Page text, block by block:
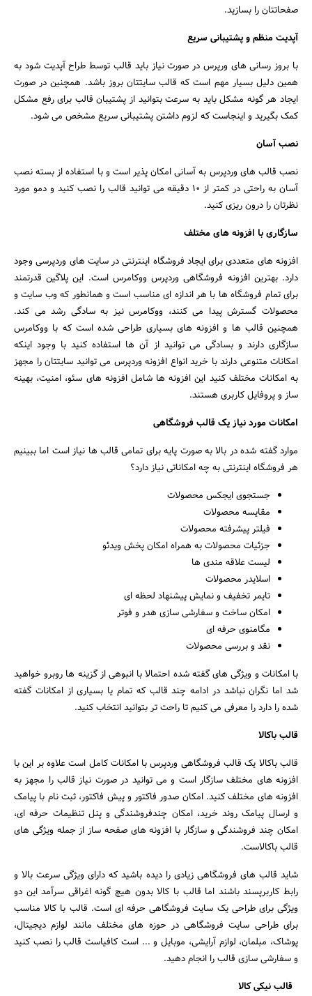
صفحاتتان را بسازید.
آپدیت منظم و پشتیبانی سریع
با بروز رسانی های ورپرس در صورت نیاز باید قالب توسط طراح آپدیت شود به
همین دلیل بسیار مهم است که قالب سایتتان بروز باشد. همچنین در صورت
ایجاد هر گونه مشکل باید به سرعت بتوانید از پشتیبان قالب برای رفع مشکل
کمک بگیرید و اینجاست که لزوم داشتن پشتیبانی سریع مشخص می شود.
نصب آسان
نصب قالب های وردپرس به آسانی امکان پذیر است و با استفاده از بسته نصب
آسان به راحتی در کمتر از 10 دقیقه می توانید قالب را نصب کنید و دمو مورد
نظرتان را درون ریزی کنید.
سازگاری با افزونه های مختلف
افزونه های متعددی برای ایجاد فروشگاه اینترنتی در سایت های وردپرسی وجود
دارد. بهترین افزونه فروشگاهی وردپرس ووکامرس است. این پلاگین قدرتمند
برای تمام فروشگاه ها با هر اندازه ای مناسب است و همانطور که وب سایت و
محصولات گسترش پیدا می کنند، ووکامرس نیز به سادگی رشد می کند.
همچنین قالب ها و افزونه های بسیاری طراحی شده است که با ووکامرس
سازگاری دارند و بسادگی می توانید از آن ها استفاده کنید با وجود اینکه
امکانات متنوعی دارند با خرید انواع افزونه وردپرس می توانید سایتتان را مجهز
به امکانات مختلف کنید این افزونه ها شامل افزونه های سئو، امنیت، بهینه
ساز و پروفایل کاربری هستند.
امکانات مورد نیاز یک قالب فروشگاهی
موارد گفته شده در بالا به صورت پایه برای تمامی قالب ها نیاز است اما ببینیم
هر فروشگاه اینترنتی به چه امکاناتی نیاز دارد؟
جستجوی ایجکس محصولات
مقایسه محصولات
فیلتر پیشرفته محصولات
جزئیات محصولات به همراه امکان پخش ویدئو
لیست علاقه مندی ها
اسلایدر محصولات
تایمر تخفیف و نمایش پیشنهاد لحظه ای
امکان ساخت و سفارشی سازی هدر و فوتر
مگامنوی حرفه ای
نقد و بررسی محصولات
با امکانات و ویژگی های گفته شده احتمالا با انبوهی از گزینه ها روبرو خواهید
شد اما نگران نباشد در ادامه چند قالب که تمام یا بسیاری از امکانات گفته
شده را دارد را معرفی می کنیم تا راحت تر بتوانید انتخاب کنید.
قالب باکالا
قالب باکالا یک قالب فروشگاهی وردپرس با امکانات کامل است علاوه بر این با
افزونه های مختلف سازگار است و می توانید در صورت نیاز قالب را مجهز به
افزونه های مختلف کنید. امکان صدور فاکتور و پیش فاکتور، ثبت نام با پیامک
و ارسال پیامک روند خرید، امکان چندفروشندگی و پنل تنظیمات حرفه ای،
امکان چند فروشندگی و سازگار با افزونه های صفحه ساز از جمله ویژگی های
قالب باکالاست.
شاید قالب های فروشگاهی زیادی را دیده باشید که دارای ویژگی سرعت بالا و
رابط کاربرپسند باشند اما قالب با کالا بدون هیچ گونه اغراقی سرآمد این دو
ویژگی برای طراحی یک سایت فروشگاهی حرفه ای است. قالب با کالا مناسب
برای طراحی سایت فروشگاهی در حوزه های مختلف مانند لوازم دیجیتال،
پوشاک، مبلمان، لوازم آرایشی، موبایل و ... است کافیاست قالب را نصب کنید
و سفارشی سازی قالب را انجام دهید.
قالب نیکی کالا